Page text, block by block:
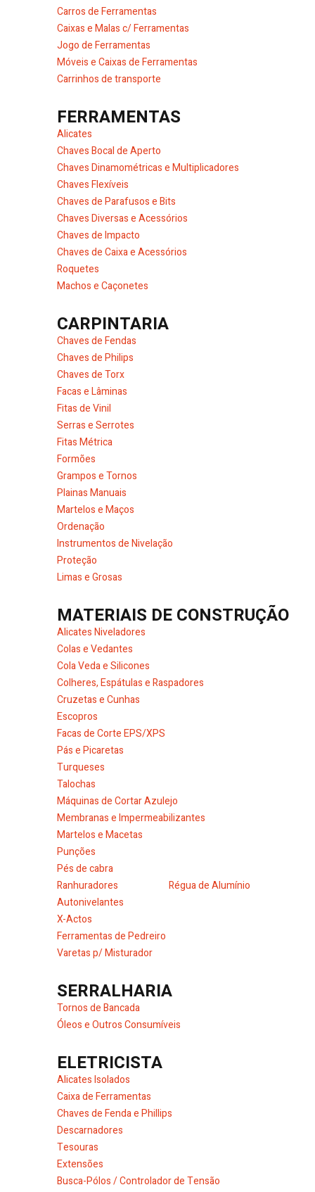
Carros de Ferramentas
Caixas e Malas c/ Ferramentas
Jogo de Ferramentas
Móveis e Caixas de Ferramentas
Carrinhos de transporte
FERRAMENTAS
Alicates
Chaves Bocal de Aperto
Chaves Dinamométricas e Multiplicadores
Chaves Flexíveis
Chaves de Parafusos e Bits
Chaves Diversas e Acessórios
Chaves de Impacto
Chaves de Caixa e Acessórios
Roquetes
Machos e Caçonetes
CARPINTARIA
Chaves de Fendas
Chaves de Philips
Chaves de Torx
Facas e Lâminas
Fitas de Vinil
Serras e Serrotes
Fitas Métrica
Formões
Grampos e Tornos
Plainas Manuais
Martelos e Maços
Ordenação
Instrumentos de Nivelação
Proteção
Limas e Grosas
MATERIAIS DE CONSTRUÇÃO
Alicates Niveladores
Colas e Vedantes
Cola Veda e Silicones
Colheres, Espátulas e Raspadores
Cruzetas e Cunhas
Escopros
Facas de Corte EPS/XPS
Pás e Picaretas
Turqueses
Talochas
Máquinas de Cortar Azulejo
Membranas e Impermeabilizantes
Martelos e Macetas
Punções
Pés de cabra
Ranhuradores
Régua de Alumínio
Autonivelantes
X-Actos
Ferramentas de Pedreiro
Varetas p/ Misturador
SERRALHARIA
Tornos de Bancada
Óleos e Outros Consumíveis
ELETRICISTA
Alicates Isolados
Caixa de Ferramentas
Chaves de Fenda e Phillips
Descarnadores
Tesouras
Extensões
Busca-Pólos / Controlador de Tensão